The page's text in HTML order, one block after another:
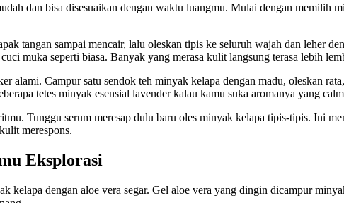
dan bisa disesuaikan dengan waktu luangmu. Mulai dengan memilih
tangan sampai mencair, lalu oleskan tipis ke seluruh wajah dan leher
muka seperti biasa. Banyak yang merasa kulit langsung terasa lebih
alami. Campur satu sendok teh minyak kelapa dengan madu, oleskan
tetes minyak esensial lavender kalau kamu suka aromanya yang
Tunggu serum meresap dulu baru oles minyak kelapa tipis-tipis. Ini
merespons.
Eksplorasi
kelapa dengan aloe vera segar. Gel aloe vera yang dingin dicampur